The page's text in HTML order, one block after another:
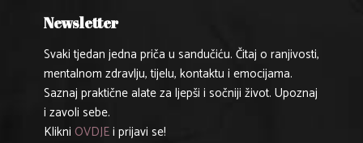
Newsletter
Svaki tjedan jedna priča u sandučiću. Čitaj o ranjivosti,
mentalnom zdravlju, tijelu, kontaktu i emocijama.
Saznaj praktične alate za ljepši i sočniji život. Upoznaj
i zavoli sebe.
Klikni OVDJEi prijavi se!